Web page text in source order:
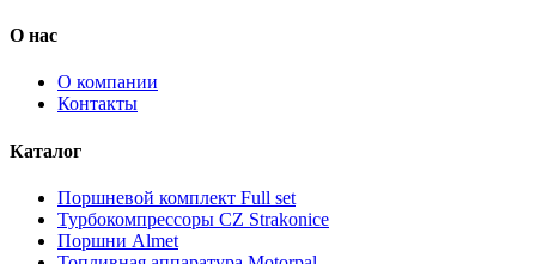
О нас
О компании
Контакты
Каталог
Поршневой комплект Full set
Турбокомпрессоры CZ Strakonice
Поршни Almet